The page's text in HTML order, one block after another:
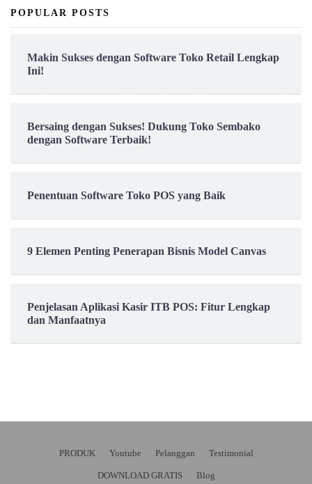
POPULAR POSTS
Makin Sukses dengan Software Toko Retail Lengkap
Ini!
Bersaing dengan Sukses! Dukung Toko Sembako
dengan Software Terbaik!
Penentuan Software Toko POS yang Baik
9 Elemen Penting Penerapan Bisnis Model Canvas
Penjelasan Aplikasi Kasir ITB POS: Fitur Lengkap
dan Manfaatnya
PRODUK Youtube Pelanggan Testimonial
DOWNLOAD GRATIS Blog